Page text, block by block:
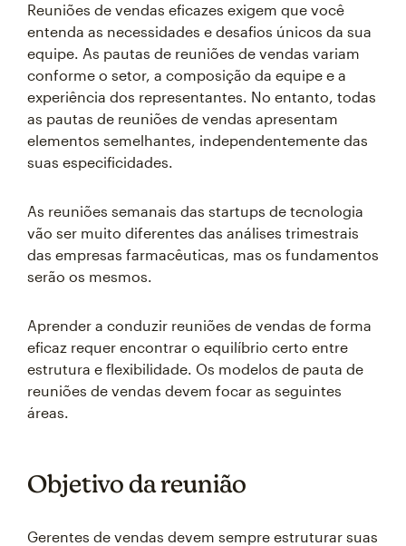
Reuniões de vendas eficazes exigem que você
entenda as necessidades e desafios únicos da sua
equipe. As pautas de reuniões de vendas variam
conforme o setor, a composição da equipe e a
experiência dos representantes. No entanto, todas
as pautas de reuniões de vendas apresentam
elementos semelhantes, independentemente das
suas especificidades.
As reuniões semanais das startups de tecnologia
vão ser muito diferentes das análises trimestrais
das empresas farmacêuticas, mas os fundamentos
serão os mesmos.
Aprender a conduzir reuniões de vendas de forma
eficaz requer encontrar o equilíbrio certo entre
estrutura e flexibilidade. Os modelos de pauta de
reuniões de vendas devem focar as seguintes
áreas.
Objetivo da reunião
Gerentes de vendas devem sempre estruturar suas